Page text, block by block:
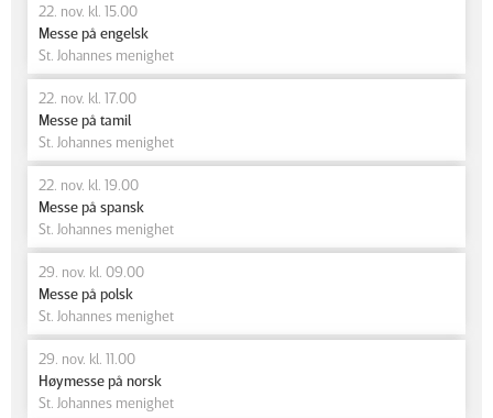
22. nov. kl. 15.00
Messe på engelsk
St. Johannes menighet
22. nov. kl. 17.00
Messe på tamil
St. Johannes menighet
22. nov. kl. 19.00
Messe på spansk
St. Johannes menighet
29. nov. kl. 09.00
Messe på polsk
St. Johannes menighet
29. nov. kl. 11.00
Høymesse på norsk
St. Johannes menighet